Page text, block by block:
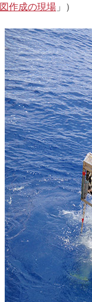
作成の現場 」）